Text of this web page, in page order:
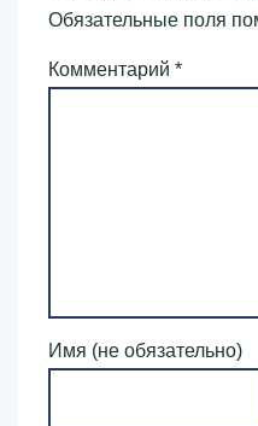
Обязательные поля
Комментарий *
Имя (не обязательно)